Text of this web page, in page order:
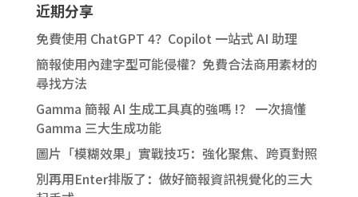
近期分享
免費使用 ChatGPT 4？Copilot 一站式 AI 助理
簡報使用內建字型可能侵權？免費合法商用素材的
尋找方法
Gamma 簡報 AI 生成工具真的強嗎 !？ 一次搞懂
Gamma 三大生成功能
圖片「模糊效果」實戰技巧：強化聚焦、跨頁對照
別再用Enter排版了：做好簡報資訊視覺化的三大